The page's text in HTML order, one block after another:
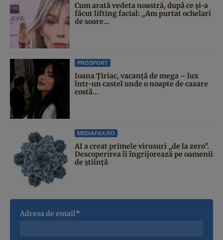
Cum arată vedeta noastră, după ce și-a
făcut lifting facial: „Am purtat ochelari
de soare...
PROSPORT
Ioana Țiriac, vacanță de mega – lux
într-un castel unde o noapte de cazare
costă...
MEDIAFAX.RO
AI a creat primele virusuri „de la zero”.
Descoperirea îi îngrijorează pe oamenii
de știință
Adresa de email*